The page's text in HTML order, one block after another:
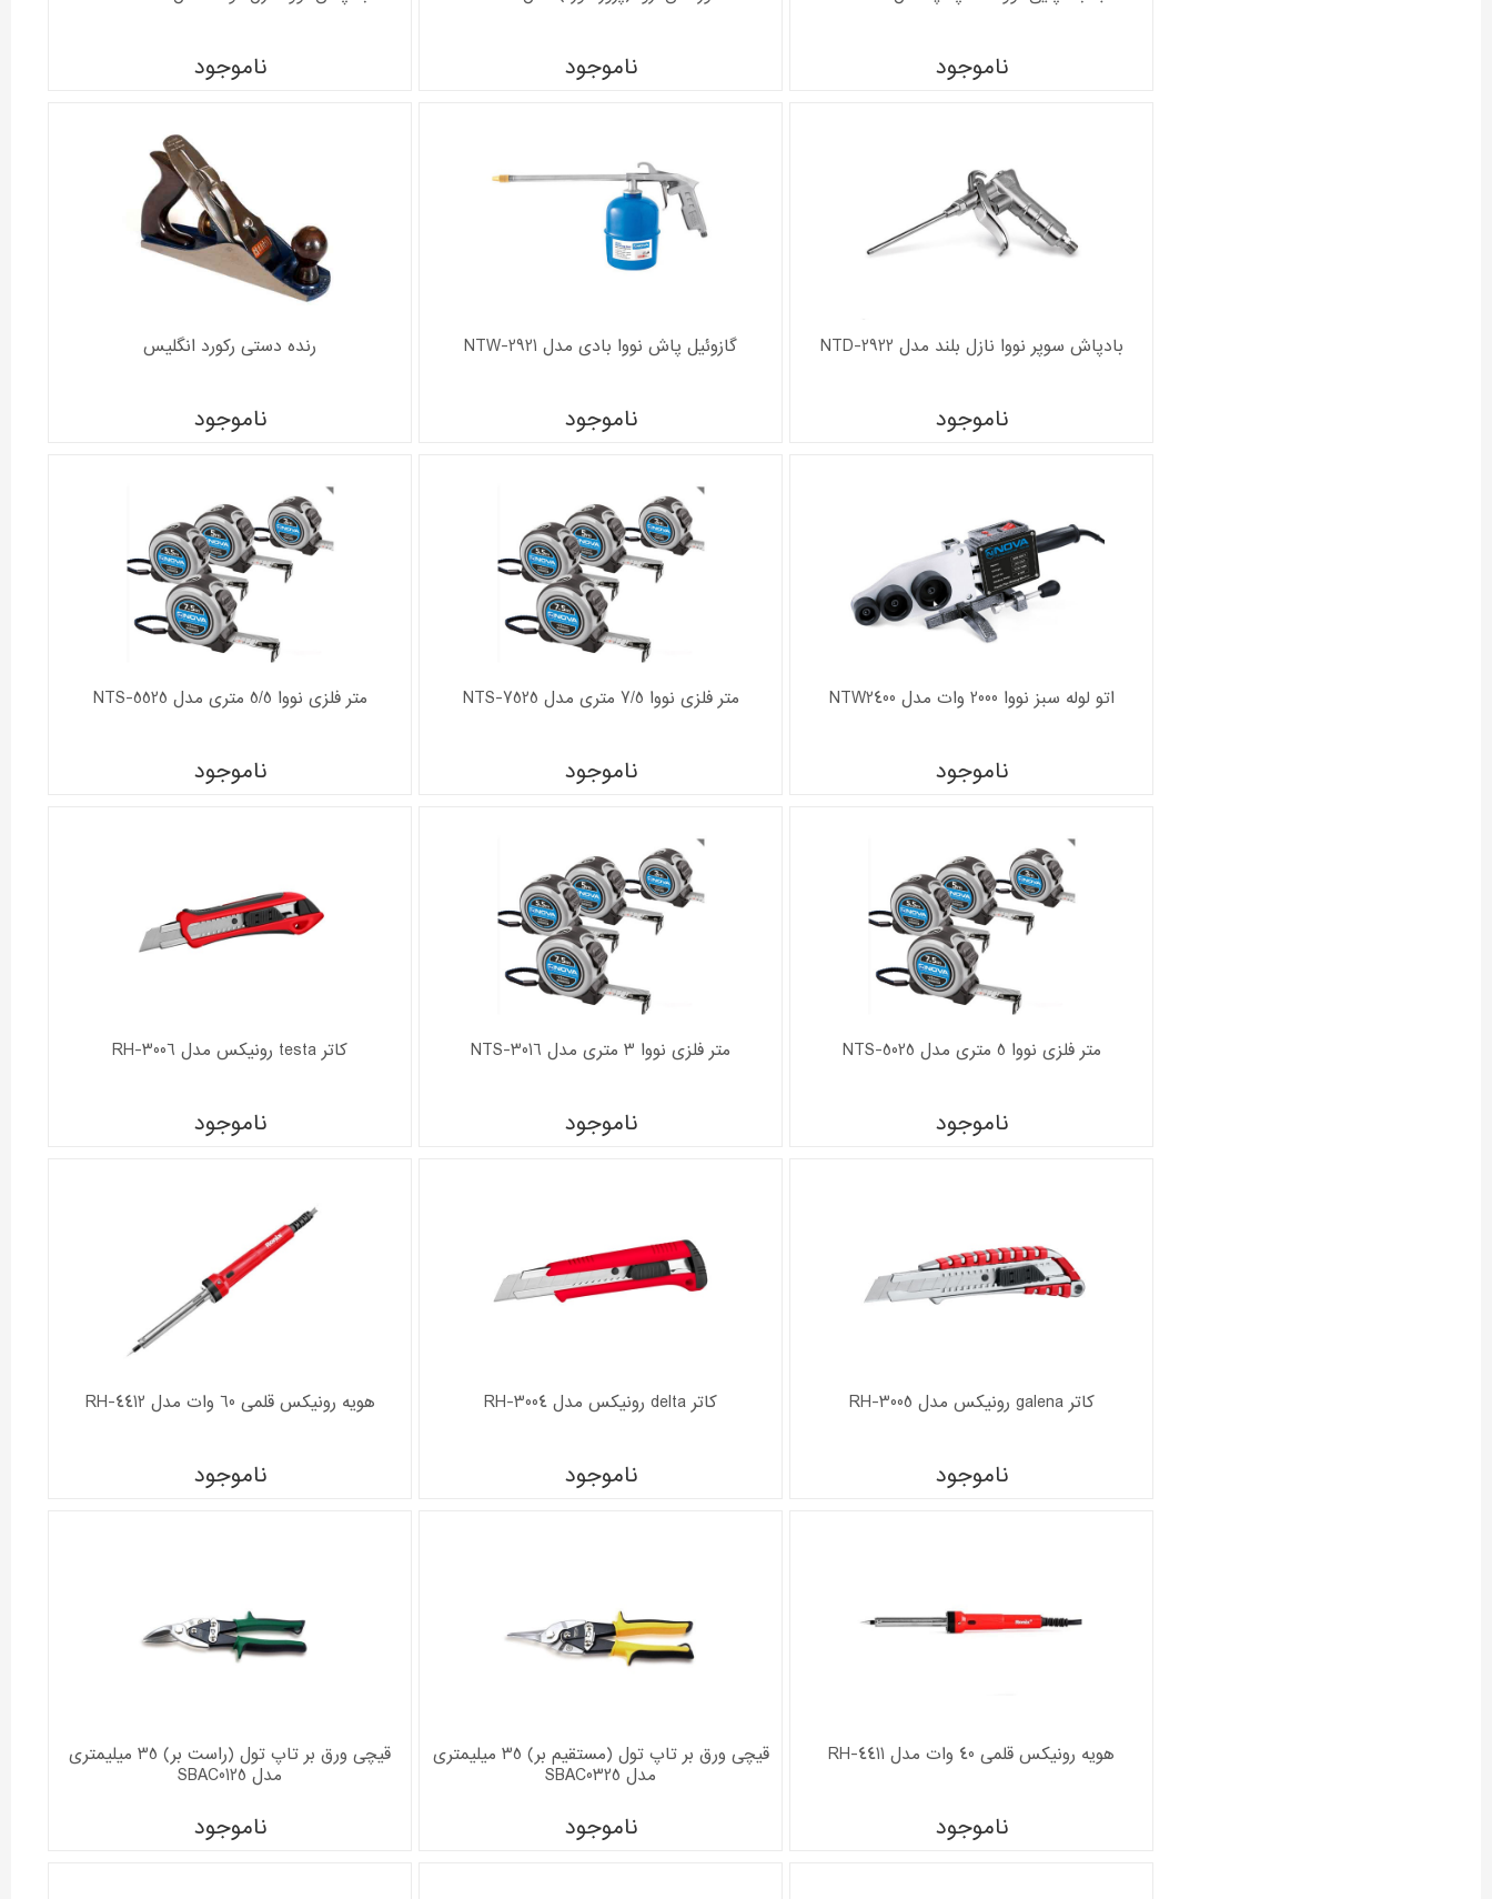
ناموجود ناموجود ناموجود
بادپاش سوپر نووا نازل بلند مدل NTD-2922
ناموجود
گازوئیل پاش نووا بادی مدل NTW-2921
ناموجود
رنده دستی رکورد انگلیس
ناموجود
اتو لوله سبز نووا 2000 وات مدل NTW2400
ناموجود
متر فلزی نووا 7/5 متری مدل NTS-7525
ناموجود
متر فلزی نووا 5/5 متری مدل NTS-5525
ناموجود
متر فلزی نووا 5 متری مدل NTS-5025
ناموجود
متر فلزی نووا 3 متری مدل NTS-3016
ناموجود
کاتر testa رونیکس مدل RH-3006
ناموجود
کاتر galena رونیکس مدل RH-3005
ناموجود
کاتر delta رونیکس مدل RH-3004
ناموجود
هویه رونیکس قلمی 60 وات مدل RH-4412
ناموجود
هویه رونیکس قلمی 40 وات مدل RH-4411
ناموجود
قیچی ورق بر تاپ تول (مستقیم بر) 35 میلیمتری
مدل SBAC0325
ناموجود
قیچی ورق بر تاپ تول (راست بر) 35 میلیمتری
مدل SBAC0125
ناموجود